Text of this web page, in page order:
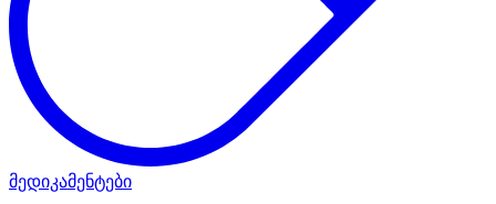
მედიკამენტები